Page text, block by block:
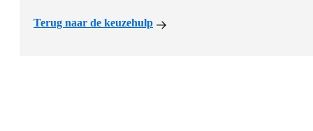
Terug naar de keuzehulp